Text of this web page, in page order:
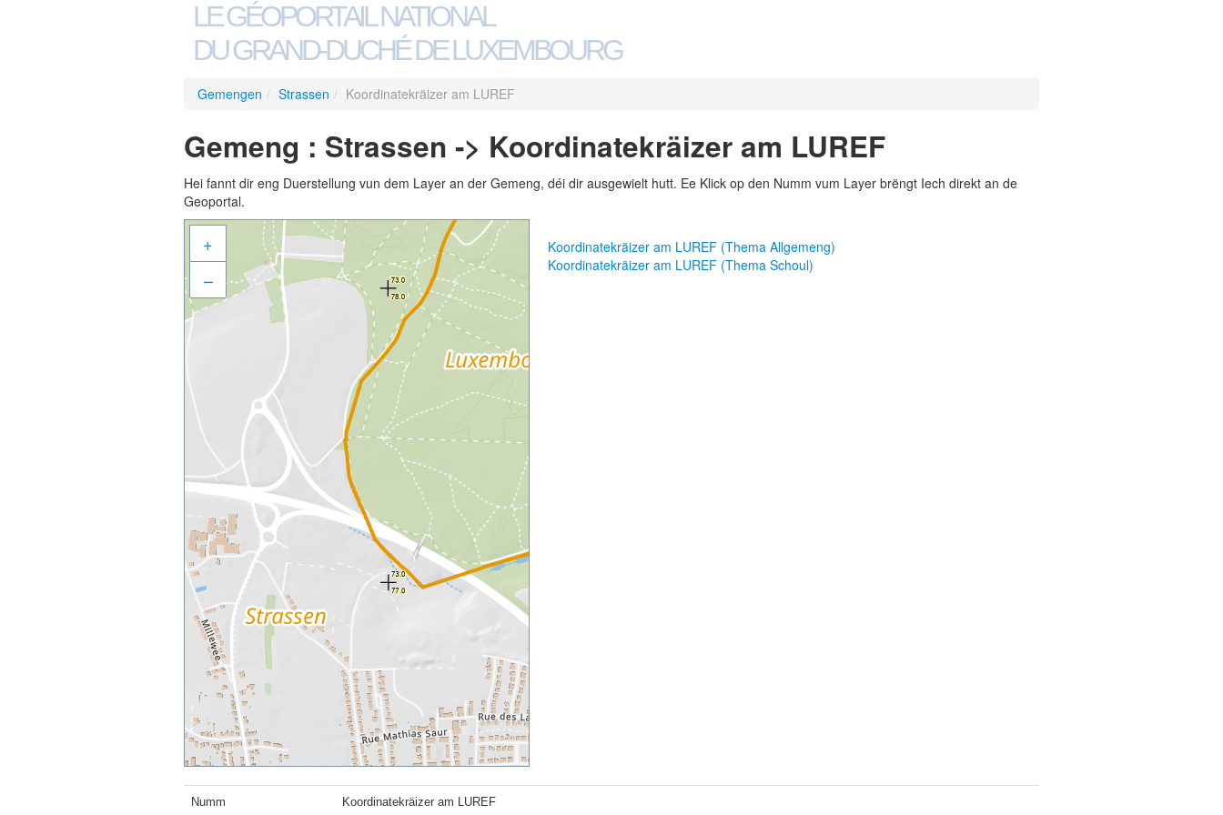
LE GÉOPORTAIL NATIONAL
DU GRAND-DUCHÉ DE LUXEMBOURG
Gemengen / Strassen / Koordinatekräizer am LUREF
Gemeng : Strassen -> Koordinatekräizer am LUREF
Hei fannt dir eng Duerstellung vun dem Layer an der Gemeng, déi dir ausgewielt hutt. Ee Klick op den Numm vum Layer brëngt Iech direkt an de
Geoportal.
+
–
Koordinatekräizer am LUREF (Thema Allgemeng)
Koordinatekräizer am LUREF (Thema Schoul)
Numm Koordinatekräizer am LUREF